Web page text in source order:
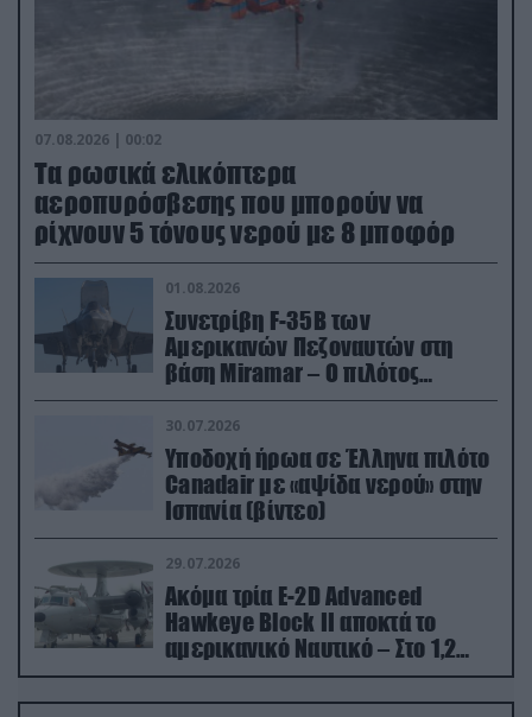
07.08.2026 | 00:02
Τα ρωσικά ελικόπτερα
αεροπυρόσβεσης που μπορούν να
ρίχνουν 5 τόνους νερού με 8 μποφόρ
01.08.2026
Συνετρίβη F-35B των
Αμερικανών Πεζοναυτών στη
βάση Miramar – Ο πιλότος
εκτινάχθηκε εγκαίρως
30.07.2026
Υποδοχή ήρωα σε Έλληνα πιλότο
Canadair με «αψίδα νερού» στην
Ισπανία (βίντεο)
29.07.2026
Ακόμα τρία E-2D Advanced
Hawkeye Block II αποκτά το
αμερικανικό Ναυτικό – Στο 1,2
δισ.δολάρια το κόστος